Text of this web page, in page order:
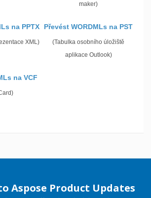
maker)
na PPTX
XML)
Převést WORDMLs na PST
(Tabulka osobního úložiště
aplikace Outlook)
na VCF
Aspose Product Updates